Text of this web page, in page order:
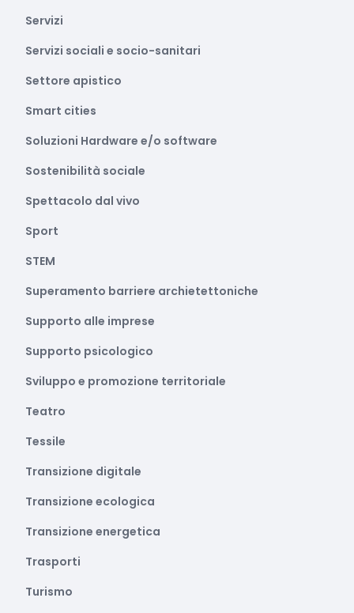
Servizi
Servizi sociali e socio-sanitari
Settore apistico
Smart cities
Soluzioni Hardware e/o software
Sostenibilità sociale
Spettacolo dal vivo
Sport
STEM
Superamento barriere archietettoniche
Supporto alle imprese
Supporto psicologico
Sviluppo e promozione territoriale
Teatro
Tessile
Transizione digitale
Transizione ecologica
Transizione energetica
Trasporti
Turismo